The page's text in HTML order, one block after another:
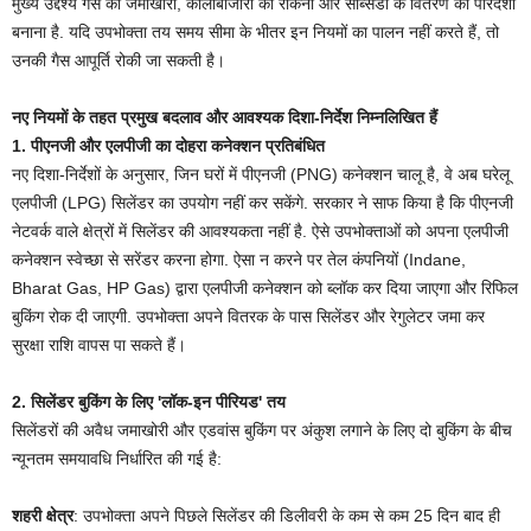
बनाना है. यदि उपभोक्ता तय समय सीमा के भीतर इन नियमों का पालन नहीं करते हैं, तो
उनकी गैस आपूर्ति रोकी जा सकती है।
नए नियमों के तहत प्रमुख बदलाव और आवश्यक दिशा-निर्देश निम्नलिखित हैं
1. पीएनजी और एलपीजी का दोहरा कनेक्शन प्रतिबंधित
नए दिशा-निर्देशों के अनुसार, जिन घरों में पीएनजी (PNG) कनेक्शन चालू है, वे अब घरेलू
एलपीजी (LPG) सिलेंडर का उपयोग नहीं कर सकेंगे. सरकार ने साफ किया है कि पीएनजी
नेटवर्क वाले क्षेत्रों में सिलेंडर की आवश्यकता नहीं है. ऐसे उपभोक्ताओं को अपना एलपीजी
कनेक्शन स्वेच्छा से सरेंडर करना होगा. ऐसा न करने पर तेल कंपनियों (Indane,
Bharat Gas, HP Gas) द्वारा एलपीजी कनेक्शन को ब्लॉक कर दिया जाएगा और रिफिल
बुकिंग रोक दी जाएगी. उपभोक्ता अपने वितरक के पास सिलेंडर और रेगुलेटर जमा कर
सुरक्षा राशि वापस पा सकते हैं।
2. सिलेंडर बुकिंग के लिए 'लॉक-इन पीरियड' तय
सिलेंडरों की अवैध जमाखोरी और एडवांस बुकिंग पर अंकुश लगाने के लिए दो बुकिंग के बीच
न्यूनतम समयावधि निर्धारित की गई है:
शहरी क्षेत्र: उपभोक्ता अपने पिछले सिलेंडर की डिलीवरी के कम से कम 25 दिन बाद ही